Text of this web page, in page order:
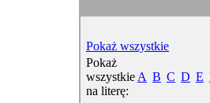
Pokaż wszystkie
Pokaż
wszystkie
na literę:
A B C D E